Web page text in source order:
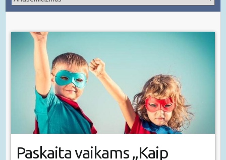
Paskaita vaikams „Kaip